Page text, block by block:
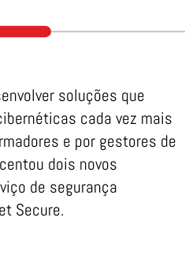
soluções que
cada vez mais
e por gestores de
dois novos
de segurança
Secure.